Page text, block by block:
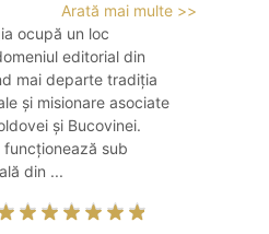
Arată mai multe >>
ocupă un loc
editorial din
mai departe tradiția
și misionare asociate
și Bucovinei.
sub
din ...